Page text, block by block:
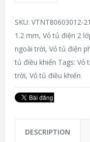
SKU: VTNT80603012-21
1.2 mm, Vỏ tủ điện 2
ngoài trời, Vỏ tủ điện
tủ điều khiển Tags: Vỏ
trời, Vỏ tủ điều khiển
DESCRIPTION